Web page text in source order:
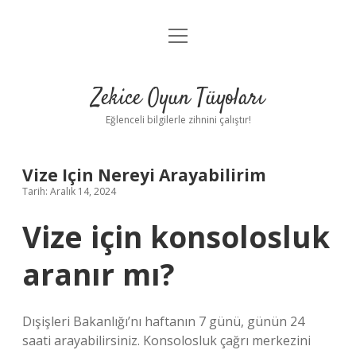
Anasayfa
Yasal Uyarı
menüyü
Zekice Oyun Tüyoları
Eğlenceli bilgilerle zihnini çalıştır!
Vize Için Nereyi Arayabilirim
Tarih: Aralık 14, 2024
Vize için konsolosluk
aranır mı?
Dışişleri Bakanlığı’nı haftanın 7 günü, günün 24
saati arayabilirsiniz. Konsolosluk çağrı merkezini